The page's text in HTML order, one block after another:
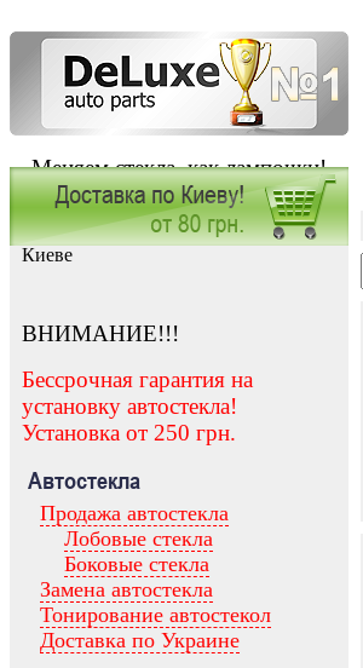
Меняем стекла, как лампочки!
Заказать установку автостекла в
Киеве
ВНИМАНИЕ!!!
Бессрочная гарантия на
установку автостекла!
Установка от 250 грн.
Автостекла
Продажа автостекла
Лобовые стекла
Боковые стекла
Замена автостекла
Тонирование автостекол
Доставка по Украине